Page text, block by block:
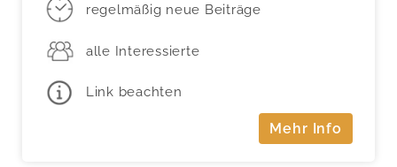
regelmäßig neue Beiträge
alle Interessierte
Link beachten
Mehr Info